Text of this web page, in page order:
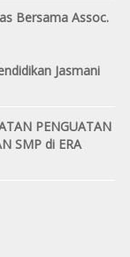
Bersama Assoc.
Jasmani
PENGUATAN
SMP di ERA